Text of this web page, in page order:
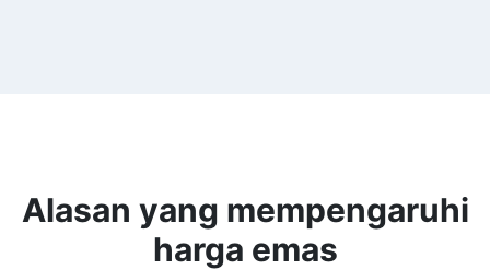
Alasan yang mempengaruhi
harga emas